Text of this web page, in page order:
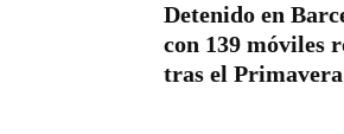
Detenido en
con 139 móviles
tras el